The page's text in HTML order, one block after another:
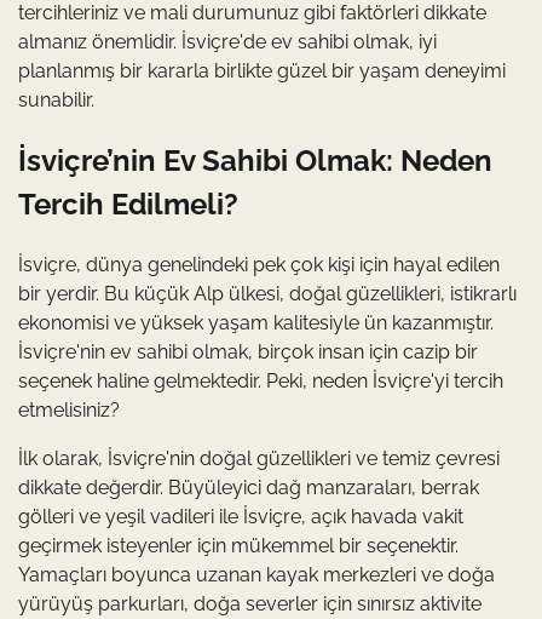
tercihleriniz ve mali durumunuz gibi faktörleri dikkate
almanız önemlidir. İsviçre'de ev sahibi olmak, iyi
planlanmış bir kararla birlikte güzel bir yaşam deneyimi
sunabilir.
İsviçre’nin Ev Sahibi Olmak: Neden
Tercih Edilmeli?
İsviçre, dünya genelindeki pek çok kişi için hayal edilen
bir yerdir. Bu küçük Alp ülkesi, doğal güzellikleri, istikrarlı
ekonomisi ve yüksek yaşam kalitesiyle ün kazanmıştır.
İsviçre'nin ev sahibi olmak, birçok insan için cazip bir
seçenek haline gelmektedir. Peki, neden İsviçre'yi tercih
etmelisiniz?
İlk olarak, İsviçre'nin doğal güzellikleri ve temiz çevresi
dikkate değerdir. Büyüleyici dağ manzaraları, berrak
gölleri ve yeşil vadileri ile İsviçre, açık havada vakit
geçirmek isteyenler için mükemmel bir seçenektir.
Yamaçları boyunca uzanan kayak merkezleri ve doğa
yürüyüş parkurları, doğa severler için sınırsız aktivite